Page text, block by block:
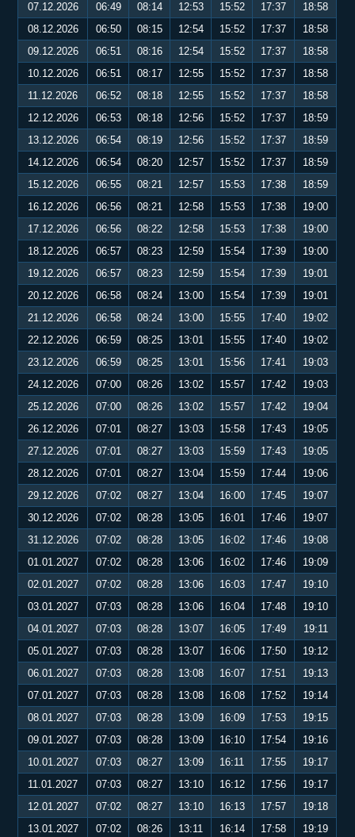
07.12.2026 06:49 08:14 12:53 15:52 17:37
18:58
08.12.2026
06:50 08:15 12:54 15:52 17:37
18:58
09.12.2026
06:51 08:16 12:54 15:52 17:37
18:58
10.12.2026
06:51 08:17 12:55 15:52 17:37
18:58
11.12.2026
06:52 08:18 12:55 15:52 17:37
18:58
12.12.2026
06:53 08:18 12:56 15:52 17:37
18:59
13.12.2026
06:54 08:19 12:56 15:52 17:37
18:59
14.12.2026
06:54 08:20 12:57 15:52 17:37
18:59
15.12.2026
06:55 08:21 12:57 15:53 17:38
18:59
16.12.2026
06:56 08:21 12:58 15:53 17:38
19:00
17.12.2026
06:56 08:22 12:58 15:53 17:38
19:00
18.12.2026
06:57 08:23 12:59 15:54 17:39
19:00
19.12.2026
06:57 08:23 12:59 15:54 17:39
19:01
20.12.2026
06:58 08:24 13:00 15:54 17:39
19:01
21.12.2026
06:58 08:24 13:00 15:55 17:40
19:02
22.12.2026
06:59 08:25 13:01 15:55 17:40
19:02
23.12.2026
06:59 08:25 13:01 15:56 17:41
19:03
24.12.2026
07:00 08:26 13:02 15:57 17:42
19:03
25.12.2026
07:00 08:26 13:02 15:57 17:42
19:04
26.12.2026
07:01 08:27 13:03 15:58 17:43
19:05
27.12.2026
07:01 08:27 13:03 15:59 17:43
19:05
28.12.2026
07:01 08:27 13:04 15:59 17:44
19:06
29.12.2026
07:02 08:27 13:04 16:00 17:45
19:07
30.12.2026
07:02 08:28 13:05 16:01 17:46
19:07
31.12.2026
07:02 08:28 13:05 16:02 17:46
19:08
01.01.2027
07:02 08:28 13:06 16:02 17:46
19:09
02.01.2027
07:02 08:28 13:06 16:03 17:47
19:10
03.01.2027
07:03 08:28 13:06 16:04 17:48
19:10
04.01.2027
07:03 08:28 13:07 16:05 17:49
19:11
05.01.2027
07:03 08:28 13:07 16:06 17:50
19:12
06.01.2027
07:03 08:28 13:08 16:07 17:51
19:13
07.01.2027
07:03 08:28 13:08 16:08 17:52
19:14
08.01.2027
07:03 08:28 13:09 16:09 17:53
19:15
09.01.2027
07:03 08:28 13:09 16:10 17:54
19:16
10.01.2027
07:03 08:27 13:09 16:11 17:55
19:17
11.01.2027
07:03 08:27 13:10 16:12 17:56
19:17
12.01.2027
07:02 08:27 13:10 16:13 17:57
19:18
13.01.2027
07:02 08:26 13:11 16:14 17:58
19:19